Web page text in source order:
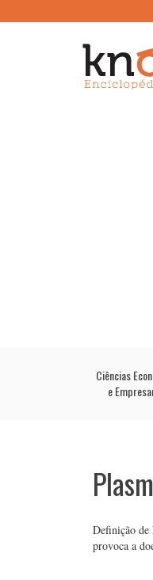
Ciências
e
Definição de
provoca a